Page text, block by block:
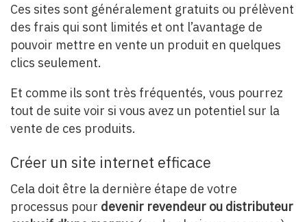
Ces sites sont généralement gratuits ou prélèvent
des frais qui sont limités et ont l’avantage de
pouvoir mettre en vente un produit en quelques
clics seulement.
Et comme ils sont très fréquentés, vous pourrez
tout de suite voir si vous avez un potentiel sur la
vente de ces produits.
Créer un site internet efficace
Cela doit être la dernière étape de votre
processus pour devenir revendeur ou distributeur